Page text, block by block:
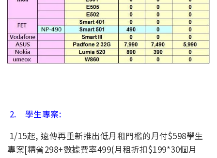
2. 學生專案:
1/15起, 遠傳再重新推出低月租門檻的月付$598學生
專案[精省298+數據費率499(月租折扣$199*30個月